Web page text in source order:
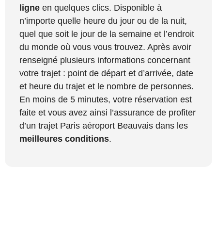
ligne en quelques clics. Disponible à
n’importe quelle heure du jour ou de la nuit,
quel que soit le jour de la semaine et l’endroit
du monde où vous vous trouvez. Après avoir
renseigné plusieurs informations concernant
votre trajet : point de départ et d’arrivée, date
et heure du trajet et le nombre de personnes.
En moins de 5 minutes, votre réservation est
faite et vous avez ainsi l’assurance de profiter
d’un trajet Paris aéroport Beauvais dans les
meilleures conditions.